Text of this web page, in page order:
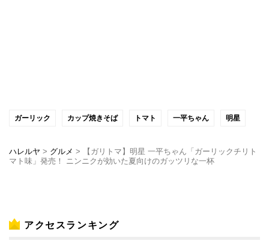
ガーリック カップ焼きそば トマト 一平ちゃん 明星
ハレルヤ > グルメ >
【ガリトマ】明星 一平ちゃん「ガーリックチリト
マト味」発売！ ニンニクが効いた夏向けのガッツリな一杯
アクセスランキング